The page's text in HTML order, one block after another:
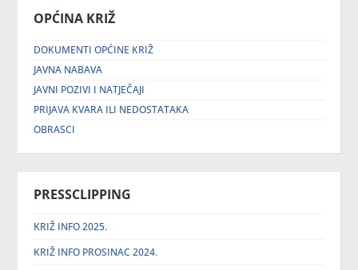
OPĆINA KRIŽ
DOKUMENTI OPĆINE KRIŽ
JAVNA NABAVA
JAVNI POZIVI I NATJEČAJI
PRIJAVA KVARA ILI NEDOSTATAKA
OBRASCI
PRESSCLIPPING
KRIŽ INFO 2025.
KRIŽ INFO PROSINAC 2024.